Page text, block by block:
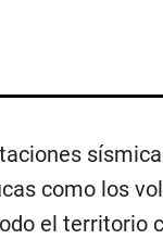
como los
el territorio